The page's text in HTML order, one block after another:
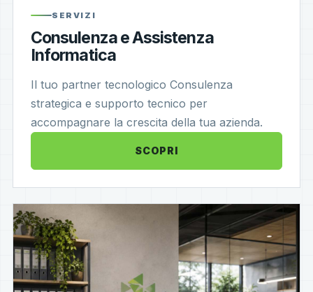
SERVIZI
Consulenza e Assistenza
Informatica
Il tuo partner tecnologico Consulenza
strategica e supporto tecnico per
accompagnare la crescita della tua azienda.
SCOPRI